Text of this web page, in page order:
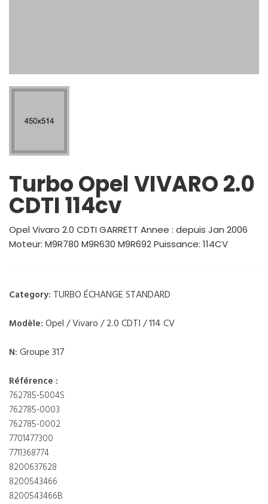
Turbo Opel VIVARO 2.0
CDTI 114cv
Opel Vivaro 2.0 CDTI GARRETT Annee : depuis Jan 2006
Moteur: M9R780 M9R630 M9R692 Puissance: 114CV
Category: TURBO ÉCHANGE STANDARD
Modèle: Opel / Vivaro / 2.0 CDTI / 114 CV
N: Groupe 317
Référence :
762785-5004S
762785-0003
762785-0002
7701477300
7711368774
8200637628
8200543466
8200543466B